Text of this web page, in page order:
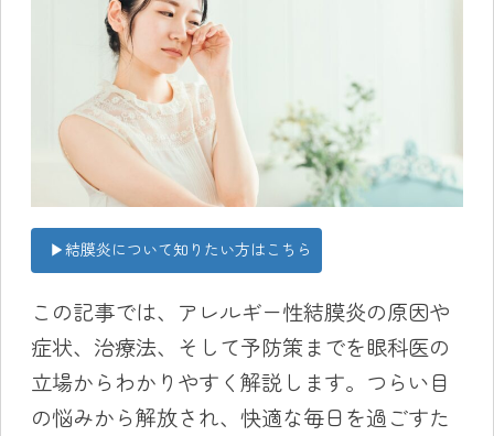
▶結膜炎について知りたい方はこちら
この記事では、アレルギー性結膜炎の原因や
症状、治療法、そして予防策までを眼科医の
立場からわかりやすく解説します。つらい目
の悩みから解放され、快適な毎日を過ごすた